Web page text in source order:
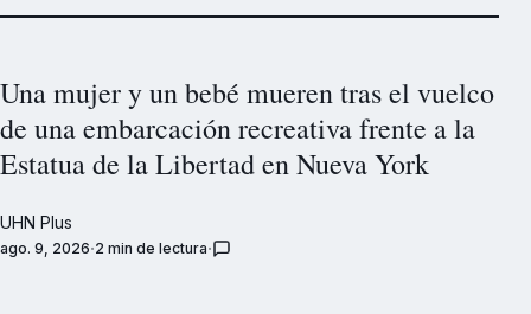
Una mujer y un bebé mueren tras el vuelco
de una embarcación recreativa frente a la
Estatua de la Libertad en Nueva York
UHN Plus
ago. 9, 2026 2 min de lectura